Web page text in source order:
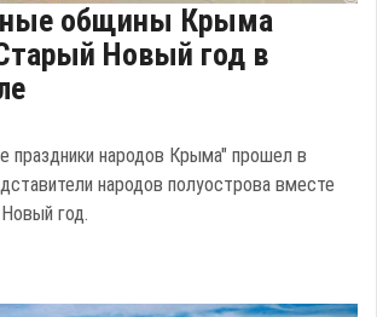
общины Крыма
Новый год в
праздники народов Крыма" прошел в
народов полуострова вместе
год.